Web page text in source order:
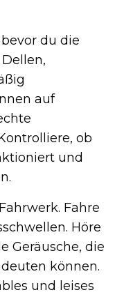
du die
auf
ob
und
Fahre
Höre
Geräusche, die
können.
und leises